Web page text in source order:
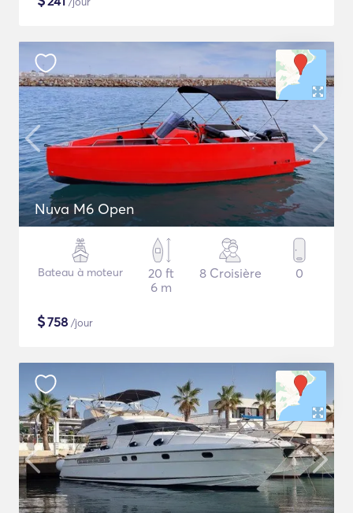
Nuva M6 Open
Bateau à moteur
20 ft
6 m
8 Croisière 0
$758 /jour